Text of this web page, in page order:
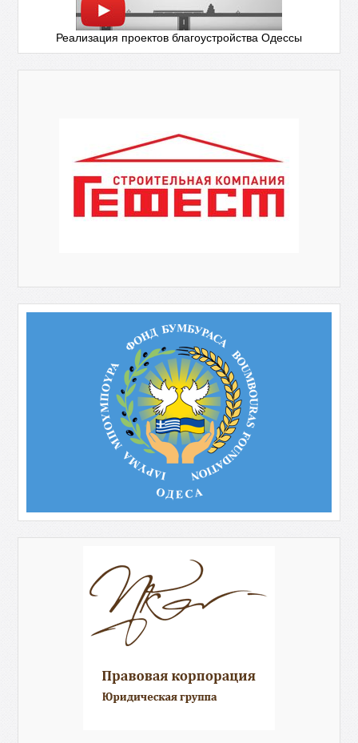
Реализация проектов благоустройства Одессы